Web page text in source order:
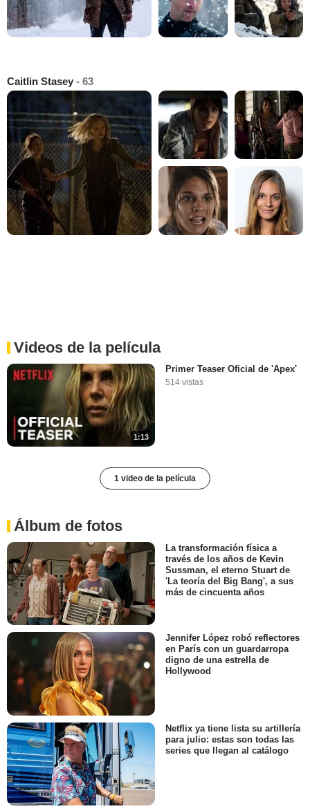
Caitlin Stasey - 63
Videos de la película
1:13
Primer Teaser Oficial de 'Apex'
514 vistas
1 video de la película
Álbum de fotos
La transformación física a
través de los años de Kevin
Sussman, el eterno Stuart de
'La teoría del Big Bang', a sus
más de cincuenta años
Jennifer López robó reflectores
en París con un guardarropa
digno de una estrella de
Hollywood
Netflix ya tiene lista su artillería
para julio: estas son todas las
series que llegan al catálogo